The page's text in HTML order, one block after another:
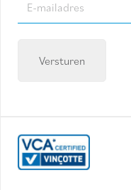
mailadres